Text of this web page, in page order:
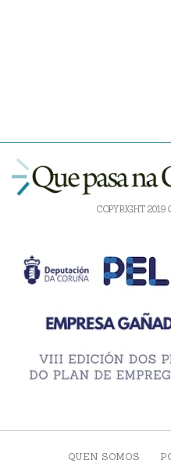
COPYRIGHT 2019
QUEN SOMOS